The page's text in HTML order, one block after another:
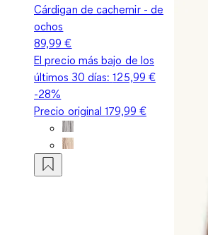
Cárdigan de cachemir - de
ochos
89,99 €
El precio más bajo de los
últimos 30 días:125,99 €
-28%
Precio original179,99 €